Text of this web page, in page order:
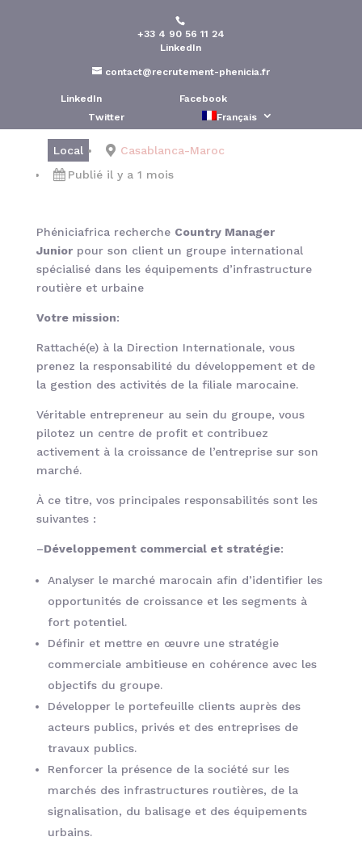
+33 4 90 56 11 24
LinkedIn
contact@recrutement-phenicia.fr
LinkedIn
Facebook
Twitter
Français
Country Manager Junior
Local
Casablanca-Maroc
Publié il y a 1 mois
Phéniciafrica recherche Country Manager
Juniorpour son client un groupe international
spécialisé dans les équipements d’infrastructure
routière et urbaine
Votre mission:
Rattaché(e) à la Direction Internationale, vous
prenez la responsabilité du développement et de
la gestion des activités de la filiale marocaine.
Véritable entrepreneur au sein du groupe, vous
pilotez un centre de profit et contribuez
activement à la croissance de l’entreprise sur son
marché.
À ce titre, vos principales responsabilités sont les
suivantes :
–Développement commercial et stratégie:
Analyser le marché marocain afin d’identifier les
opportunités de croissance et les segments à
fort potentiel.
Définir et mettre en œuvre une stratégie
commerciale ambitieuse en cohérence avec les
objectifs du groupe.
Développer le portefeuille clients auprès des
acteurs publics, privés et des entreprises de
travaux publics.
Renforcer la présence de la société sur les
marchés des infrastructures routières, de la
signalisation, du balisage et des équipements
urbains.